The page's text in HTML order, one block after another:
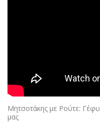
Αθλητισμός
Κύπρος
Ελλάδα
Μητσοτάκης με Ρούτε:
μας